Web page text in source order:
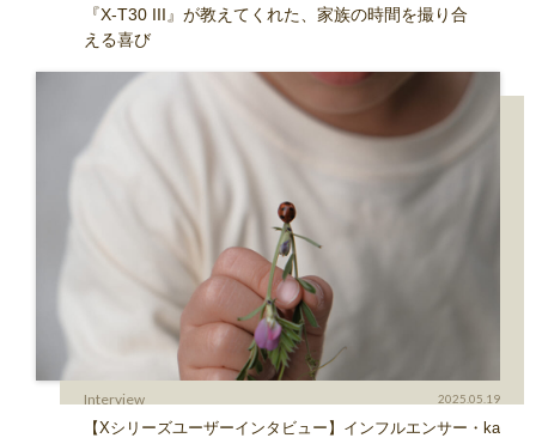
『X-T30 III』が教えてくれた、家族の時間を撮り合
える喜び
Interview 2025.05.19
【Xシリーズユーザーインタビュー】インフルエンサー・ka